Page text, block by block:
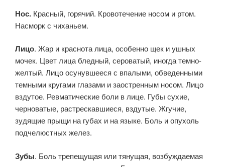
Нос. Красный, горячий. Кровотечение носом и ртом.
Насморк с чиханьем.
Лицо. Жар и краснота лица, особенно щек и ушных
мочек. Цвет лица бледный, сероватый, иногда темно-
желтый. Лицо осунувшееся с впалыми, обведенными
темными кругами глазами и заостренным носом. Лицо
вздутое. Ревматические боли в лице. Губы сухие,
черноватые, растрескавшиеся, вздутые. Жгучие,
зудящие прыщи на губах и на языке. Боль и опухоль
подчелюстных желез.
Зубы. Боль трепещущая или тянущая, возбуждаемая